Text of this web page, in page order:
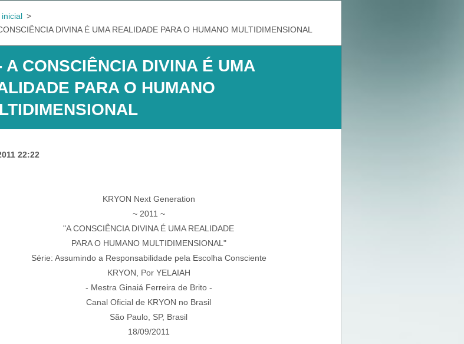
inicial >
DIVINA É UMA REALIDADE PARA O HUMANO MULTIDIMENSIONAL
A CONSCIÊNCIA DIVINA É UMA
PARA O HUMANO
22:22
KRYON Next Generation
~ 2011 ~
"A CONSCIÊNCIA DIVINA É UMA REALIDADE
PARA O HUMANO MULTIDIMENSIONAL"
Série: Assumindo a Responsabilidade pela Escolha Consciente
KRYON, Por YELAIAH
- Mestra Ginaiá Ferreira de Brito -
Canal Oficial de KRYON no Brasil
São Paulo, SP, Brasil
18/09/2011